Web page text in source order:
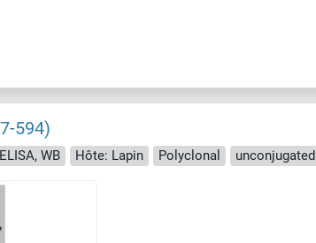
594)
ELISA, WB Hôte: Lapin Polyclonal unconjugated